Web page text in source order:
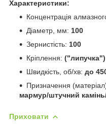
Характеристики:
Концентрація
Діаметр, мм: 100
Зернистість: 100
Кріплення: ("липучка")
Швидкість, об/хв: до
Призначення
мармур/штучний
Приховати